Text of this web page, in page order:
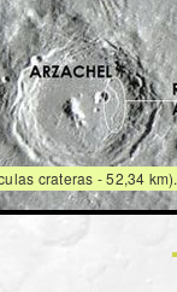
crateras - 52,34 km).